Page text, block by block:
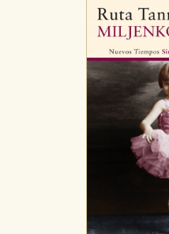
nuestro sitio web.
servicios para que no
vez que nos visita. La
Cookies de publicidad
Estas cookies son
publicitarios y se
relevante para sus
almacenan
que se basan en la
navegador y
GUARDAR